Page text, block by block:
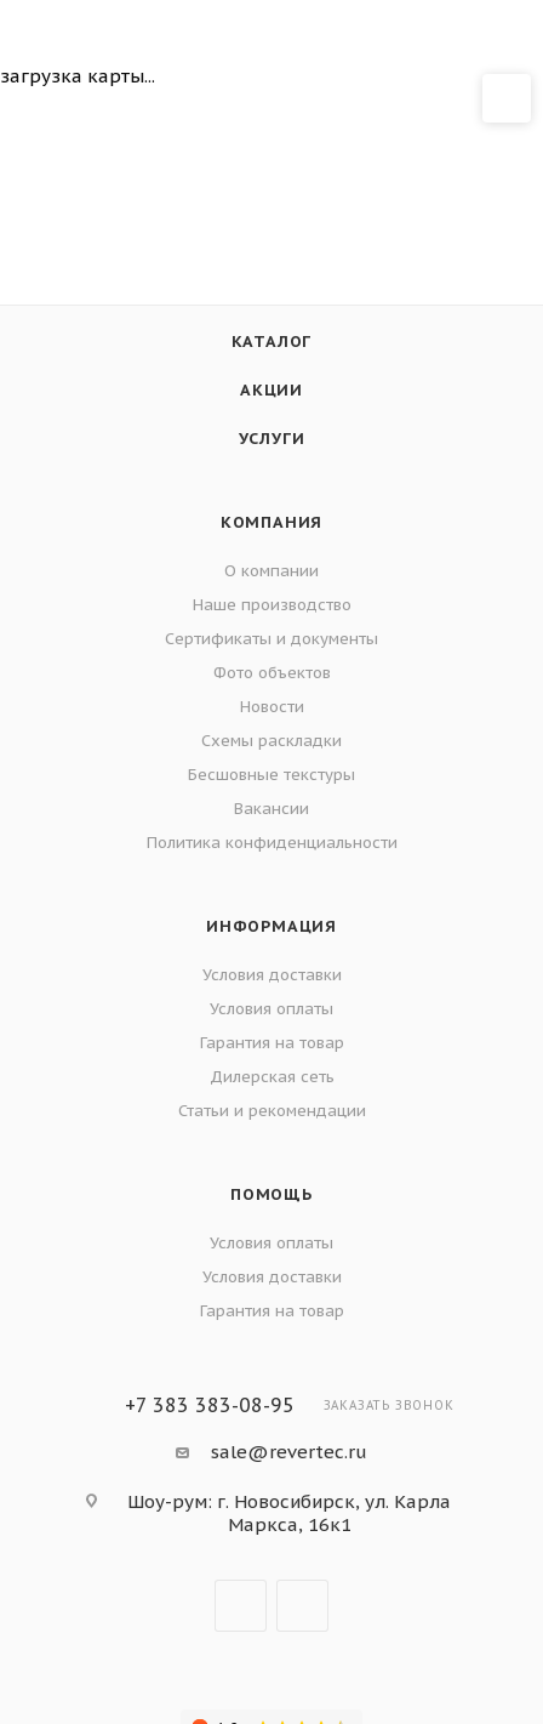
загрузка карты...
КАТАЛОГ
АКЦИИ
УСЛУГИ
КОМПАНИЯ
О компании
Наше производство
Сертификаты и документы
Фото объектов
Новости
Схемы раскладки
Бесшовные текстуры
Вакансии
Политика конфиденциальности
ИНФОРМАЦИЯ
Условия доставки
Условия оплаты
Гарантия на товар
Дилерская сеть
Статьи и рекомендации
ПОМОЩЬ
Условия оплаты
Условия доставки
Гарантия на товар
+7 383 383-08-95 ЗАКАЗАТЬ ЗВОНОК
sale@revertec.ru
Шоу-рум: г. Новосибирск, ул. Карла
Маркса, 16к1